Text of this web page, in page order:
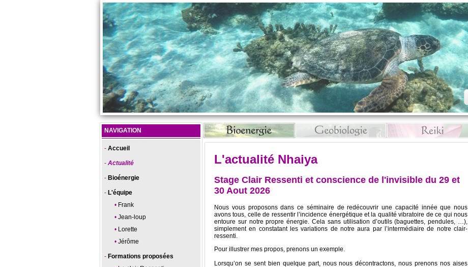
NAVIGATION
Accueil
Actualité
Bioénergie
L'équipe
Frank
Jean-loup
Lorette
Jérôme
Formations proposées
L'actualité Nhaiya
Stage Clair Ressenti et conscience de l'invisible du 29 et
30 Aout 2026
Nous vous proposons dans ce séminaire de redécouvrir une capacité innée que nous
avons tous, celle de ressentir l’incidence énergétique et la qualité vibratoire de ce qui nous
entoure sur notre propre énergie. Cela sans utilisation d’outils (baguettes, pendules, …),
simplement en constatant les variations de notre aura par l’intermédiaire de notre clair-
ressenti.
Pour illustrer mes propos, prenons un exemple.
Lorsqu’on se sent bien quelque part, nous nous décontractons, nous prenons nos aises